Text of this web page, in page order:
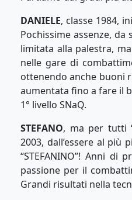
DANIELE, classe 1984,
Pochissime assenze,
limitata alla palestra,
nelle gare di
ottenendo anche buoni
aumentata fino a fare il
1° livello SNaQ.
STEFANO, ma per tutti
2003, dall’essere al
“STEFANINO”! Anni
passione per il
Grandi risultati nella